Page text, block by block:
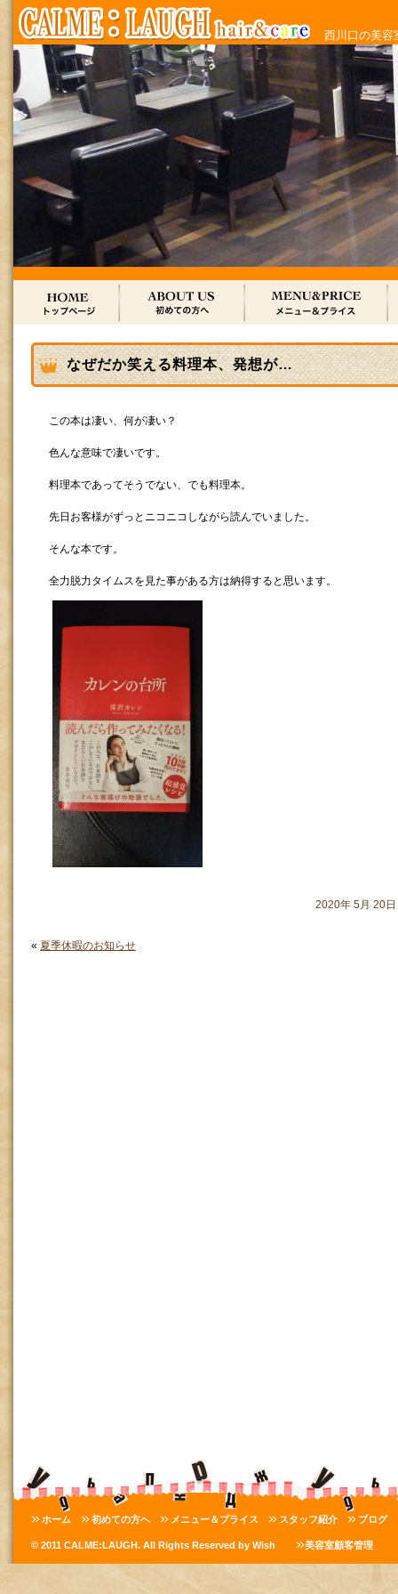
西川口の美容
なぜだか笑える料理本、発想が…
この本は凄い、何が凄い？
色んな意味で凄いです。
料理本であってそうでない、でも料理本。
先日お客様がずっとニコニコしながら読んでいました。
そんな本です。
全力脱力タイムスを見た事がある方は納得すると思います。
2020年 5月 20
« 夏季休暇のお知らせ
ホーム 初めての方へ メニュー＆プライス スタッフ紹介 ブログ
© 2011 CALME:LAUGH. All Rights Reserved by Wish 美容室顧客管理